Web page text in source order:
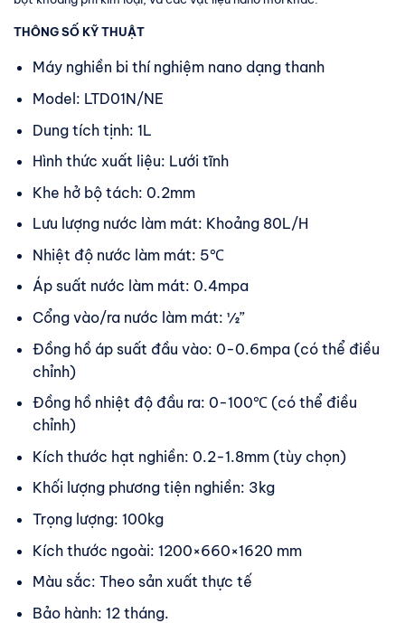
THÔNG SỐ KỸ THUẬT
Máy nghiền bi thí nghiệm nano dạng thanh
Model: LTD01N/NE
Dung tích tịnh: 1L
Hình thức xuất liệu: Lưới tĩnh
Khe hở bộ tách: 0.2mm
Lưu lượng nước làm mát: Khoảng 80L/H
Nhiệt độ nước làm mát: 5℃
Áp suất nước làm mát: 0.4mpa
Cổng vào/ra nước làm mát: ½”
Đồng hồ áp suất đầu vào: 0-0.6mpa (có thể điều
chỉnh)
Đồng hồ nhiệt độ đầu ra: 0-100℃ (có thể điều
chỉnh)
Kích thước hạt nghiền: 0.2-1.8mm (tùy chọn)
Khối lượng phương tiện nghiền: 3kg
Trọng lượng: 100kg
Kích thước ngoài: 1200×660×1620 mm
Màu sắc: Theo sản xuất thực tế
Bảo hành: 12 tháng.